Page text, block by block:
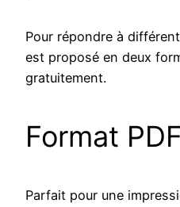
Pour répondre à
est proposé en deux
gratuitement.
Format PDF
Parfait pour une